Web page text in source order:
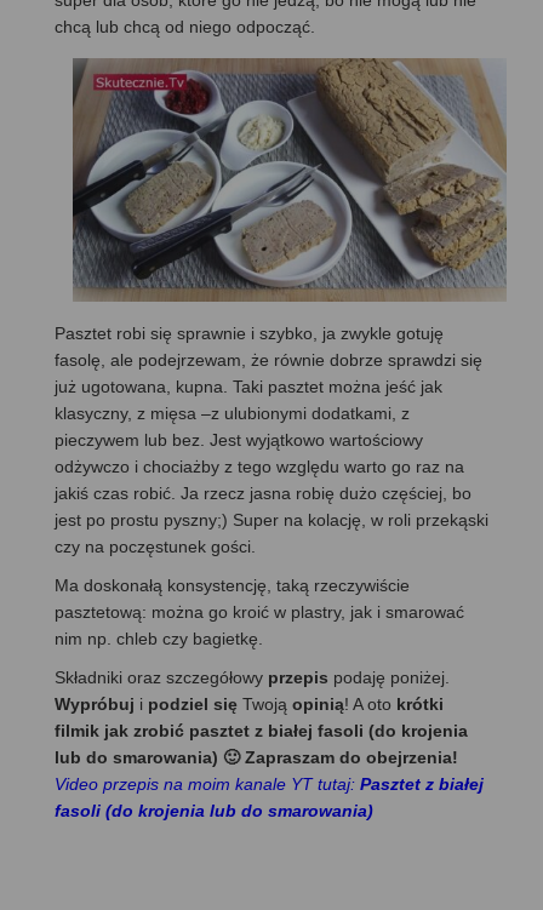
chcą lub chcą od niego odpocząć.
Pasztet robi się sprawnie i szybko, ja zwykle gotuję
fasolę, ale podejrzewam, że równie dobrze sprawdzi się
już ugotowana, kupna. Taki pasztet można jeść jak
klasyczny, z mięsa –z ulubionymi dodatkami, z
pieczywem lub bez. Jest wyjątkowo wartościowy
odżywczo i chociażby z tego względu warto go raz na
jakiś czas robić. Ja rzecz jasna robię dużo częściej, bo
jest po prostu pyszny;) Super na kolację, w roli przekąski
czy na poczęstunek gości.
Ma doskonałą konsystencję, taką rzeczywiście
pasztetową: można go kroić w plastry, jak i smarować
nim np. chleb czy bagietkę.
Składniki oraz szczegółowy przepis podaję poniżej.
Wypróbuj i podziel się Twoją opinią! A oto krótki
filmik jak zrobić pasztet z białej fasoli (do krojenia
lub do smarowania) 🙂 Zapraszam do obejrzenia!
Video przepis na moim kanale YT tutaj: Pasztet z białej
fasoli (do krojenia lub do smarowania)